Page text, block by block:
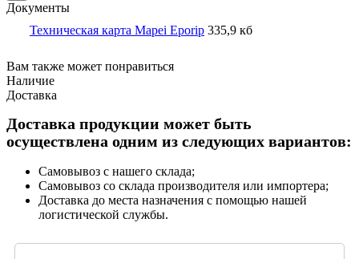
Документы
Техническая карта Mapei Eporip 335,9 кб
Вам также может понравиться
Наличие
Доставка
Доставка продукции может быть
осуществлена одним из следующих вариантов:
Самовывоз с нашего склада;
Самовывоз со склада производителя или импортера;
Доставка до места назначения с помощью нашей
логистической службы.